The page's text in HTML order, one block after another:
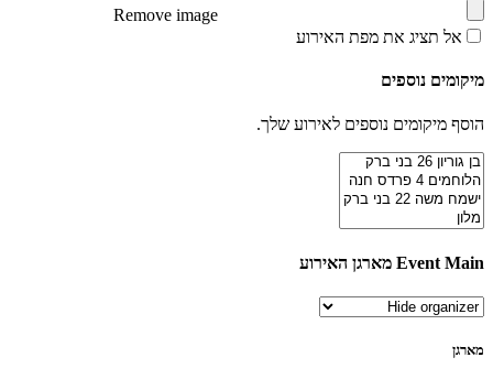
Remove image
אל תציג את מפת האירוע
מיקומים נוספים
הוסף מיקומים נוספים לאירוע שלך.
Event Main מארגן האירוע
מארגן